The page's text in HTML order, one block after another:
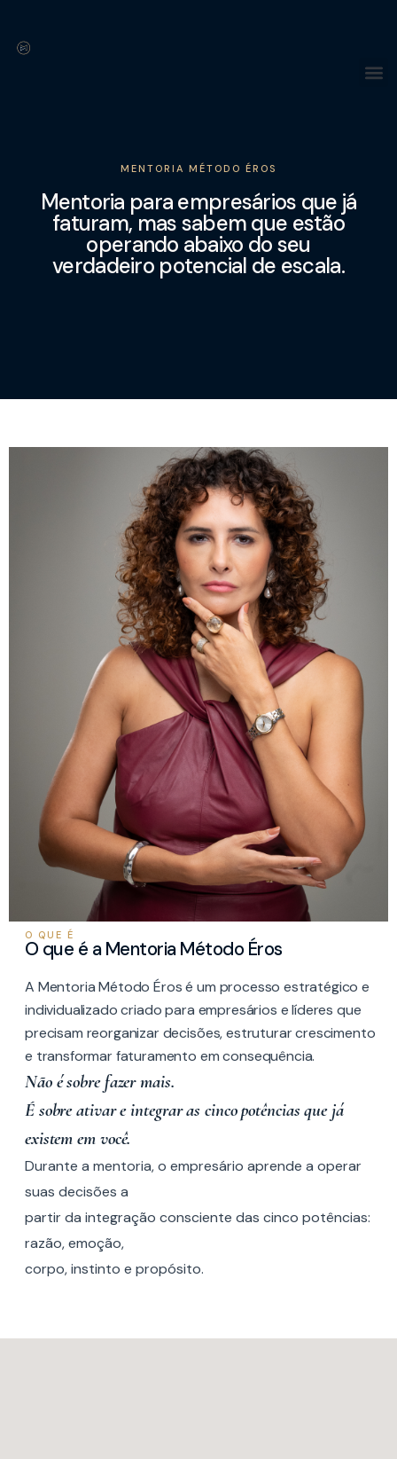
MENTORIA MÉTODO ÉROS
Mentoria para empresários que já
faturam, mas sabem que estão
operando abaixo do seu
verdadeiro potencial de escala.
O QUE É
O que é a Mentoria Método Éros
A Mentoria Método Éros é um processo estratégico e
individualizado criado para empresários e líderes que
precisam reorganizar decisões, estruturar crescimento
e transformar faturamento em consequência.
Não é sobre fazer mais.
É sobre ativar e integrar as cinco potências que já
existem em você.
Durante a mentoria, o empresário aprende a operar
suas decisões a
partir da integração consciente das cinco potências:
razão, emoção,
corpo, instinto e propósito.